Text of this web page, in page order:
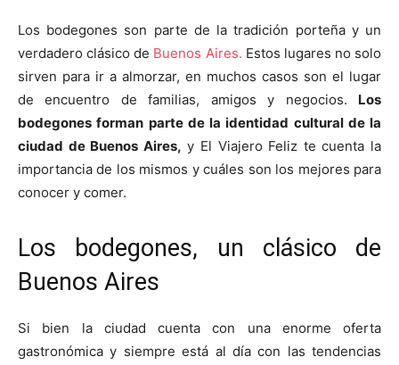
Los bodegones son parte de la tradición porteña y un
verdadero clásico de Buenos Aires. Estos lugares no solo
sirven para ir a almorzar, en muchos casos son el lugar
de encuentro de familias, amigos y negocios. Los
bodegones forman parte de la identidad cultural de la
ciudad de Buenos Aires, y El Viajero Feliz te cuenta la
importancia de los mismos y cuáles son los mejores para
conocer y comer.
Los bodegones, un clásico de
Buenos Aires
Si bien la ciudad cuenta con una enorme oferta
gastronómica y siempre está al día con las tendencias